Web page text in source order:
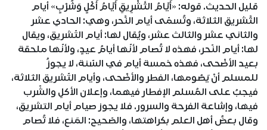
قليل الحديث. قوله: «أَيَّامُ التَّشْرِيقِ أَيَّامُ أَكْلٍ وَشُرْبٍ» أيام
التَّشريق الثلاثة، وتُسمّى أيام النَّحر، وهي: الحادي عشر
والثاني عشر والثالث عشر، ويُقال لها: أيام التّشريق، ويقال
لها: أيام النّحر، فهذه لا تُصام لأنّها أيامُ عيدٍ، ولأنّها ملحقة
بعيد الأضْحى، فهذه خمسة أيام في السّنة، لا يجوزُ
للمسلم أنْ يَصُومها، الفطر والأضْحى، وأيام التّشريق الثلاثة،
فيجبُ على المُسلم الإفطار فيهما، وإعلان الأكلِ والشّرب
فيها، وإشاعة الفرحة والسرور. فلا يجوز صيام أيام التشريق،
وقال بعضُ أهل العلم بكراهتها، والصّحيح: المَنع، فلا تُصام